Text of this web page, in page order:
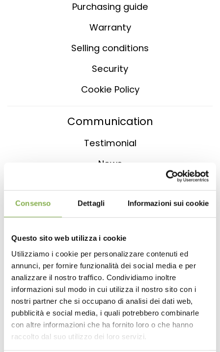
Consenso Dettagli Informazioni sui cookie
Questo sito web utilizza i cookie
Utilizziamo i cookie per personalizzare contenuti ed
annunci, per fornire funzionalità dei social media e per
analizzare il nostro traffico. Condividiamo inoltre
informazioni sul modo in cui utilizza il nostro sito con i
nostri partner che si occupano di analisi dei dati web,
pubblicità e social media, i quali potrebbero combinarle
con altre informazioni che ha fornito loro o che hanno
raccolto dal suo utilizzo dei loro servizi.
Purchasing guide
Warranty
Selling conditions
Security
Cookie Policy
Communication
Testimonial
News
Catalogues
Faq
Glossary
Top searches